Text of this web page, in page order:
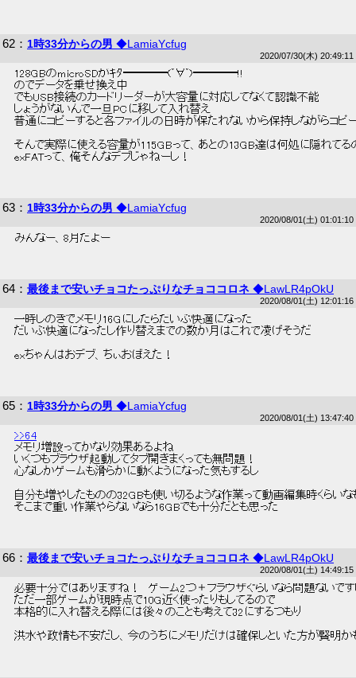
62 ： 1時33分からの男 ◆LamiaYcfug
2020/07/30(木) 20:49:11
128GBのmicroSDがｷﾀ━━━━(ﾟ∀ﾟ)━━━━!!
のでデータを乗せ換え中
でもUSB接続のカードリーダーが大容量に対応してなくて認識不能
しょうがないんで一旦PCに移して入れ替え
普通にコピーすると各ファイルの日時が保たれないから保持しながらコピ
そんで実際に使える容量が115GBって、あとの13GB達は何処に隠れて
exFATって、俺そんなデブじゃねーし！
63 ： 1時33分からの男 ◆LamiaYcfug
2020/08/01(土) 01:01:10
みんなー、8月だよー
64 ： 最後まで安いチョコたっぷりなチョココロネ ◆LawLR4pOkU
2020/08/01(土) 12:01:16
一時しのぎでメモリ16Gにしたらだいぶ快適になった
だいぶ快適になったし作り替えまでの数か月はこれで凌げそうだ
exちゃんはおデブ、ちぃおぼえた！
65 ： 1時33分からの男 ◆LamiaYcfug
2020/08/01(土) 13:47:40
>>64
メモリ増設ってかなり効果あるよね
いくつもブラウザ起動してタブ開きまくっても無問題！
心なしかゲームも滑らかに動くようになった気もするし
自分も増やしたものの32GBも使い切るような作業って動画編集時くらいな
そこまで重い作業やらないなら16GBでも十分だとも思った
66 ： 最後まで安いチョコたっぷりなチョココロネ ◆LawLR4pOkU
2020/08/01(土) 14:49:15
必要十分ではありますね！　ゲーム2つ＋ブラウザぐらいなら問題ないで
ただ一部ゲームが現時点で10G近く使ったりもしてるので
本格的に入れ替える際には後々のことも考えて32にするつもり
洪水や政情も不安だし、今のうちにメモリだけは確保しといた方が賢明か